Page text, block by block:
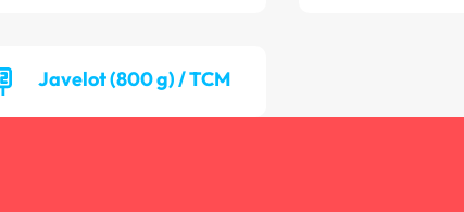
Javelot (800 g) / TCM